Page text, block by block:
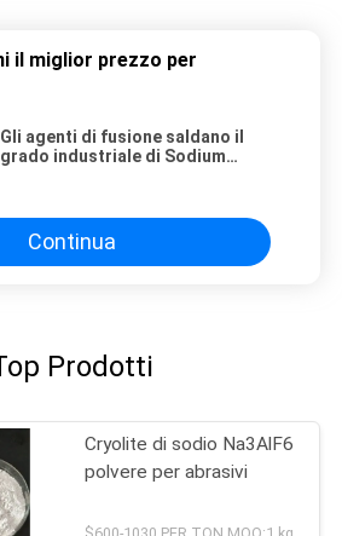
il miglior prezzo per
Gli agenti di fusione saldano il
grado industriale di Sodium
Continua
Prodotti
Cryolite di sodio Na3AlF6
polvere per abrasivi